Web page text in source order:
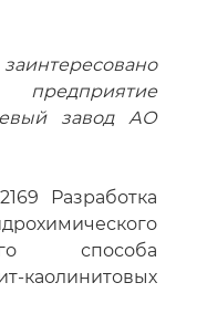
завод АО
Разработка
способа